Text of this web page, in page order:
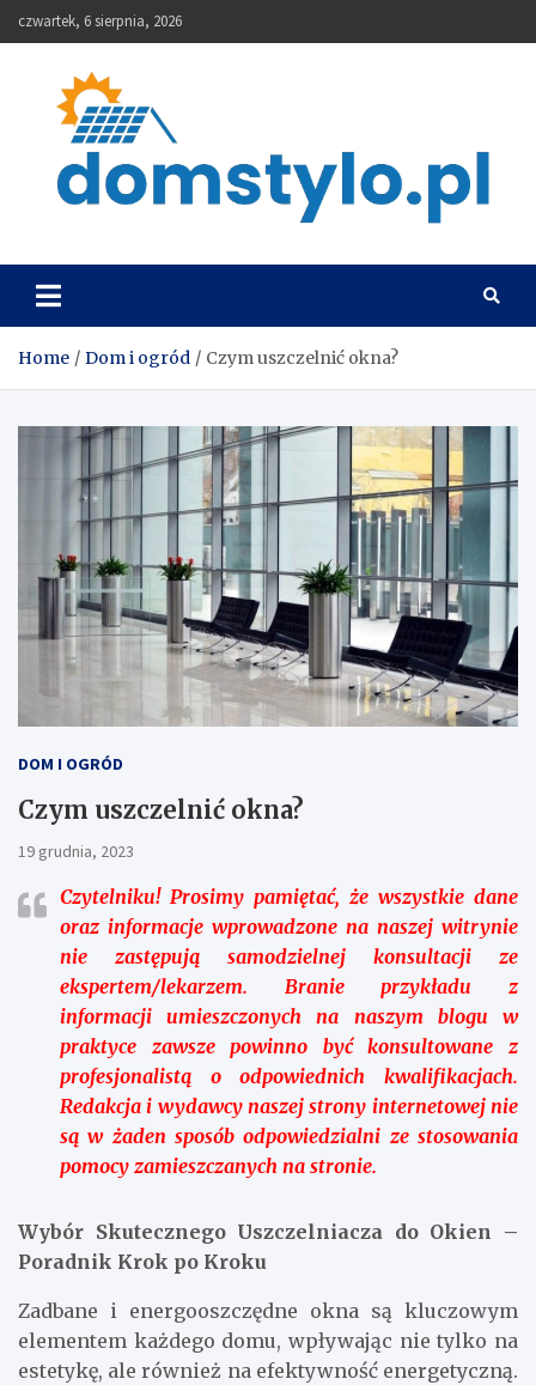
to
czwartek, 6 sierpnia, 2026
DomStylo
Home Dom i ogród Czym uszczelnić okna?
DOM I OGRÓD
Czym uszczelnić okna?
19 grudnia, 2023
Czytelniku!Prosimy pamiętać, że wszystkie dane
oraz informacje wprowadzone na naszej witrynie
nie zastępują samodzielnej konsultacji ze
ekspertem/lekarzem. Branie przykładu z
informacji umieszczonych na naszym blogu w
praktyce zawsze powinno być konsultowane z
profesjonalistą o odpowiednich kwalifikacjach.
Redakcja i wydawcy naszej strony internetowej nie
są w żaden sposób odpowiedzialni ze stosowania
pomocy zamieszczanych na stronie.
Wybór Skutecznego Uszczelniacza do Okien –
Poradnik Krok po Kroku
Zadbane i energooszczędne okna są kluczowym
elementem każdego domu, wpływając nie tylko na
estetykę, ale również na efektywność energetyczną.